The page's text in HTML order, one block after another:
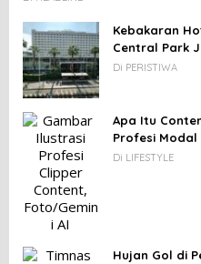
Kebakaran
Central Park
Berawal dari
Di PERISTIWA
Apa Itu
Profesi Modal
Menghasilkan
Di LIFESTYLE
Hujan Gol di